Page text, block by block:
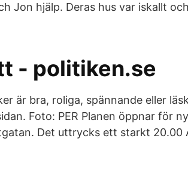
Jon hjälp. Deras hus var iskallt
- politiken.se
är bra, roliga, spännande eller
Foto: PER Planen öppnar för
Det uttrycks ett starkt 20.00